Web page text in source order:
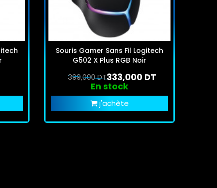
Souris Gamer Sans Fil Logitech
G502 X Plus RGB Noir
333,000 DT
399,000 DT
En stock
j'achète